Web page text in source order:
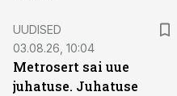
UUDISED
03.08.26, 10:04
Metrosert sai uue
juhatuse. Juhatuse